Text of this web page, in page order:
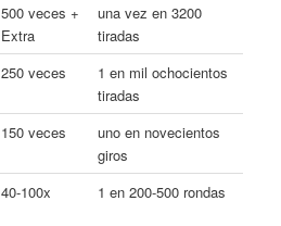
500 veces +
Extra
una vez en 3200
tiradas
250 veces
1 en mil ochocientos
tiradas
150 veces
uno en novecientos
giros
40-100x 1 en 200-500 rondas